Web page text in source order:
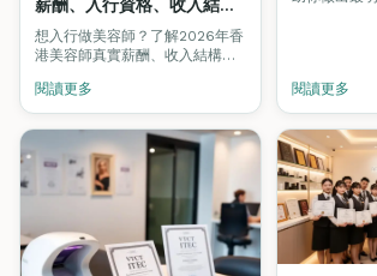
薪酬、入行資格、收入結構
全面拆解（2026求職指南）
想入行做美容師？了解2026年香
港美容師真實薪酬、收入結構
格、晉升路線及行業前景，助應
屆畢業生及轉行者做出明智決
定。
閱讀更多 閱讀更多